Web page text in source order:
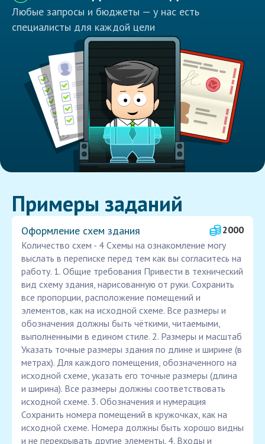
Любые запросы и бюджеты — у нас есть
специалисты для каждой цели
Примеры заданий
Оформление схем здания
2000
Количество схем - 4 Схемы на ознакомление могу
выслать в переписке перед тем как вы согласитесь на
работу. 1. Общие требования Привести в технический
вид схему здания, нарисованную от руки. Сохранить
все пропорции, расположение помещений и
элементов, как на исходной схеме. Все размеры и
обозначения должны быть чёткими, читаемыми,
выполненными в едином стиле. 2. Размеры и масштаб
Указать точные размеры здания по длине и ширине (в
метрах). Для каждого помещения, обозначенного на
исходной схеме, указать его точные размеры (длина
и ширина). Все размеры должны соответствовать
исходной схеме. 3. Обозначения и нумерация
Сохранить номера помещений в кружочках, как на
исходной схеме. Номера должны быть хорошо видны
и не перекрывать другие элементы. 4. Входы и